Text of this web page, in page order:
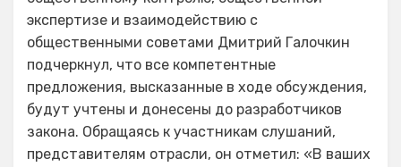
экспертизе и взаимодействию с
общественными советами Дмитрий Галочкин
подчеркнул, что все компетентные
предложения, высказанные в ходе обсуждения,
будут учтены и донесены до разработчиков
закона. Обращаясь к участникам слушаний,
представителям отрасли, он отметил: «В ваших